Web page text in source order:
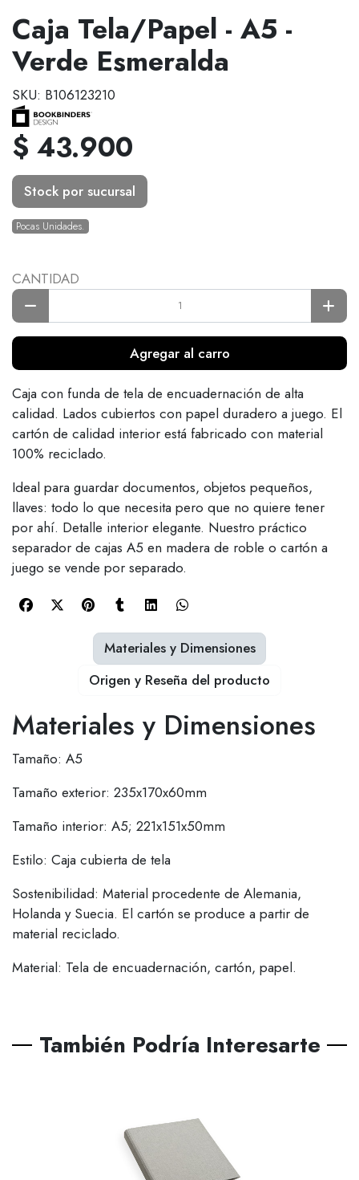
Caja Tela/Papel - A5 -
Verde Esmeralda
SKU: B106123210
$ 43.900
Stock por sucursal
Pocas Unidades.
CANTIDAD
Agregar al carro
Caja con funda de tela de encuadernación de alta
calidad. Lados cubiertos con papel duradero a juego. El
cartón de calidad interior está fabricado con material
100% reciclado.
Ideal para guardar documentos, objetos pequeños,
llaves: todo lo que necesita pero que no quiere tener
por ahí. Detalle interior elegante. Nuestro práctico
separador de cajas A5 en madera de roble o cartón a
juego se vende por separado.
Materiales y Dimensiones
Tamaño: A5
Tamaño exterior: 235x170x60mm
Tamaño interior: A5; 221x151x50mm
Estilo: Caja cubierta de tela
Sostenibilidad: Material procedente de Alemania,
Holanda y Suecia. El cartón se produce a partir de
material reciclado.
Material: Tela de encuadernación, cartón, papel.
Materiales y Dimensiones
Origen y Reseña del producto
También Podría Interesarte